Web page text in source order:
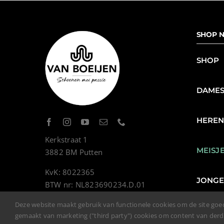
Kerkstraat 1
3882 BM Putten
KvK: 8022365
BTW nr: NL823690234.D.01
SHOP
SHOP
HEREN
Deze website maakt gebruik van functionele cookies om de site
gemaakt van marketing ("third party") cookies om content van